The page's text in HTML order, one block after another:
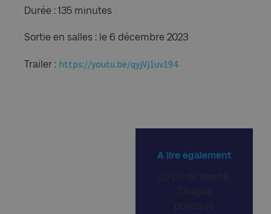
Durée : 135 minutes
Sortie en salles : le 6 décembre 2023
Trailer : https://youtu.be/qyjVj1uv194
A lire également